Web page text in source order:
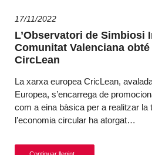
17/11/2022
L’Observatori de Simbiosi
Comunitat Valenciana
CircLean
La xarxa europea CricLean,
Europea, s’encarrega de
com a eina bàsica per a realitzar la
l’economia circular ha atorgat…